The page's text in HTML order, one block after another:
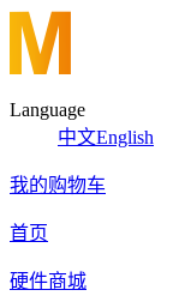
Language
中文English
我的购物车
首页
硬件商城